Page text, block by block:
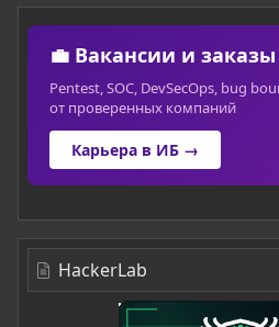
💼 Вакансии и
Pentest, SOC, DevSecOps, bug
от проверенных компаний
Карьера в ИБ →
HackerLab